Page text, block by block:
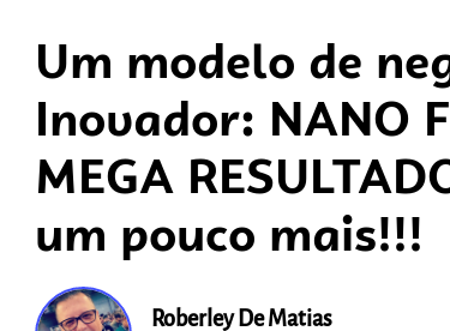
Um modelo de
Inovador: NANO
MEGA
um pouco mais!!!
Roberley De Matias